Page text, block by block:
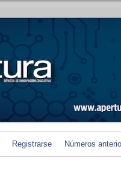
Registrarse Números